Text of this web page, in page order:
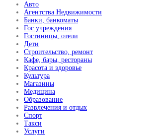
Авто
Агентства Недвижимости
Банки, банкоматы
Гос.учреждения
Гостиницы, отели
Дети
Строительство, ремонт
Кафе, бары, рестораны
Красота и здоровье
Культура
Магазины
Медицина
Образование
Развлечения и отдых
Спорт
Такси
Услуги